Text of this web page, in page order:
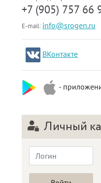
+7 (905) 757 66
E-mail: info@srogen.ru
ВКонтакте
-
Личный